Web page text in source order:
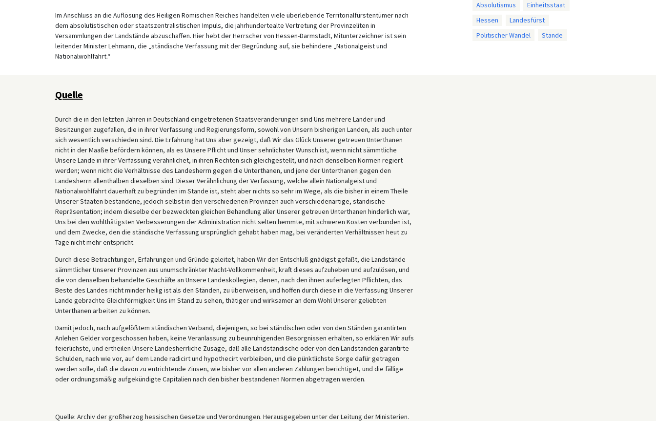
Im Anschluss an die Auflösung des Heiligen Römischen Reiches handelten viele überlebende Territorialfürstentümer nach
dem absolutistischen oder staatszentralistischen Impuls, die jahrhundertealte Vertretung der Provinzeliten in
Versammlungen der Landstände abzuschaffen. Hier hebt der Herrscher von Hessen-Darmstadt, Mitunterzeichner ist sein
leitender Minister Lehmann, die „ständische Verfassung mit der Begründung auf, sie behindere „Nationalgeist und
Nationalwohlfahrt.“
Absolutismus
Einheitsstaat
Hessen
Landesfürst
Politischer Wandel
Stände
Quelle
Durch die in den letzten Jahren in Deutschland eingetretenen Staatsveränderungen sind Uns mehrere Länder und
Besitzungen zugefallen, die in ihrer Verfassung und Regierungsform, sowohl von Unsern bisherigen Landen, als auch unter
sich wesentlich verschieden sind. Die Erfahrung hat Uns aber gezeigt, daß Wir das Glück Unserer getreuen Unterthanen
nicht in der Maaße befördern können, als es Unsere Pflicht und Unser sehnlichster Wunsch ist, wenn nicht sämmtliche
Unsere Lande in ihrer Verfassung verähnlichet, in ihren Rechten sich gleichgestellt, und nach denselben Normen regiert
werden; wenn nicht die Verhältnisse des Landesherrn gegen die Unterthanen, und jene der Unterthanen gegen den
Landesherrn allenthalben dieselben sind. Dieser Verähnlichung der Verfassung, welche allein Nationalgeist und
Nationalwohlfahrt dauerhaft zu begründen im Stande ist, steht aber nichts so sehr im Wege, als die bisher in einem Theile
Unserer Staaten bestandene, jedoch selbst in den verschiedenen Provinzen auch verschiedenartige, ständische
Repräsentation; indem dieselbe der bezweckten gleichen Behandlung aller Unserer getreuen Unterthanen hinderlich war,
Uns bei den wohlthätigsten Verbesserungen der Administration nicht selten hemmte, mit schweren Kosten verbunden ist,
und dem Zwecke, den die ständische Verfassung ursprünglich gehabt haben mag, bei veränderten Verhältnissen heut zu
Tage nicht mehr entspricht.
Durch diese Betrachtungen, Erfahrungen und Gründe geleitet, haben Wir den Entschluß gnädigst gefaßt, die Landstände
sämmtlicher Unserer Provinzen aus unumschränkter Macht-Vollkommenheit, kraft dieses aufzuheben und aufzulösen, und
die von denselben behandelte Geschäfte an Unsere Landeskollegien, denen, nach den ihnen auferlegten Pflichten, das
Beste des Landes nicht minder heilig ist als den Ständen, zu überweisen, und hoffen durch diese in die Verfassung Unserer
Lande gebrachte Gleichförmigkeit Uns im Stand zu sehen, thätiger und wirksamer an dem Wohl Unserer geliebten
Unterthanen arbeiten zu können.
Damit jedoch, nach aufgelößtem ständischen Verband, diejenigen, so bei ständischen oder von den Ständen garantirten
Anlehen Gelder vorgeschossen haben, keine Veranlassung zu beunruhigenden Besorgnissen erhalten, so erklären Wir aufs
feierlichste, und ertheilen Unsere Landesherrliche Zusage, daß alle Landständische oder von den Landständen garantirte
Schulden, nach wie vor, auf dem Lande radicirt und hypothecirt verbleiben, und die pünktlichste Sorge dafür getragen
werden solle, daß die davon zu entrichtende Zinsen, wie bisher vor allen anderen Zahlungen berichtiget, und die fällige
oder ordnungsmäßig aufgekündigte Capitalien nach den bisher bestandenen Normen abgetragen werden.
Quelle: Archiv der großherzog hessischen Gesetze und Verordnungen. Herausgegeben unter der Leitung der Ministerien.